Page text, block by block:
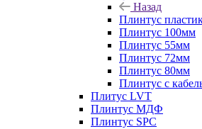
Назад
Плинтус
Плинтус 100мм
Плинтус 55мм
Плинтус 72мм
Плинтус 80мм
Плинтус с
Плитус LVT
Плинтус МДФ
Плинтус SPC